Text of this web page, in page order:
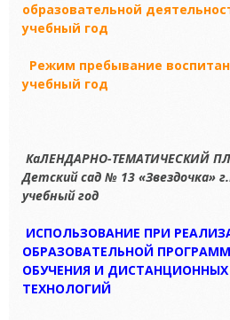
образовательной
учебный год
Режим пребывание
учебный год
КаЛЕНДАРНО-ТЕМАТИЧЕСКИЙ
Детский сад № 13 «Звездочка»
учебный год
ИСПОЛЬЗОВАНИЕ ПРИ
ОБРАЗОВАТЕЛЬНОЙ
ОБУЧЕНИЯ И
ТЕХНОЛОГИЙ